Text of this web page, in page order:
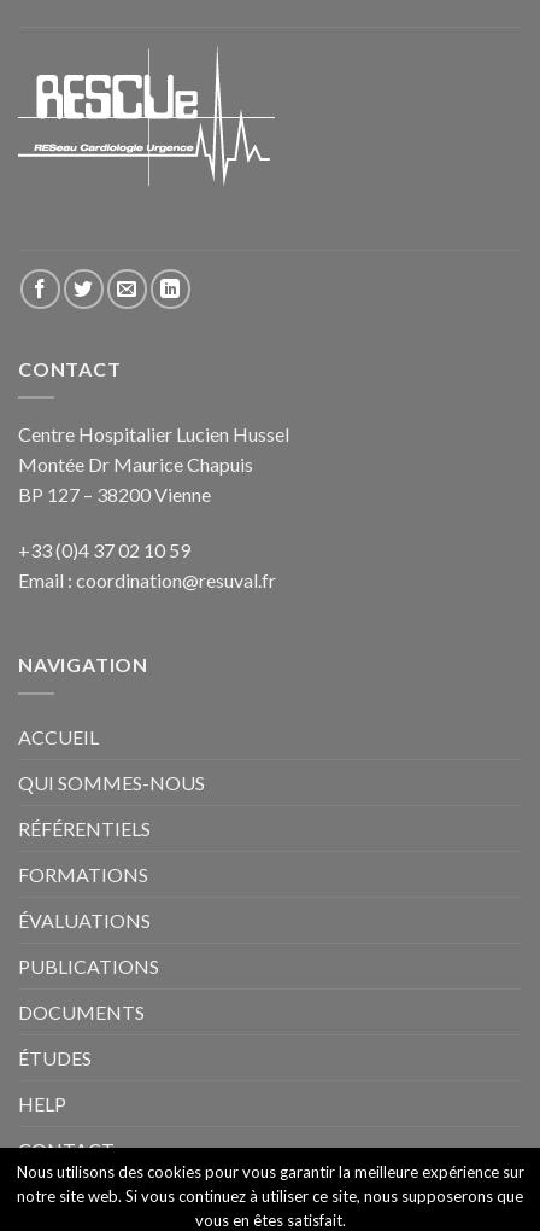
CONTACT
Centre Hospitalier Lucien Hussel
Montée Dr Maurice Chapuis
BP 127 – 38200 Vienne
+33 (0)4 37 02 10 59
Email : coordination@resuval.fr
NAVIGATION
ACCUEIL
QUI SOMMES-NOUS
RÉFÉRENTIELS
FORMATIONS
ÉVALUATIONS
PUBLICATIONS
DOCUMENTS
ÉTUDES
HELP
CONTACT
Nous utilisons des cookies pour vous garantir la meilleure expérience sur
notre site web. Si vous continuez à utiliser ce site, nous supposerons que
vous en êtes satisfait.